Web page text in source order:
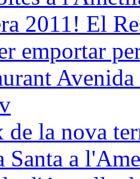
2011! El
emportar
de la nova
Santa a